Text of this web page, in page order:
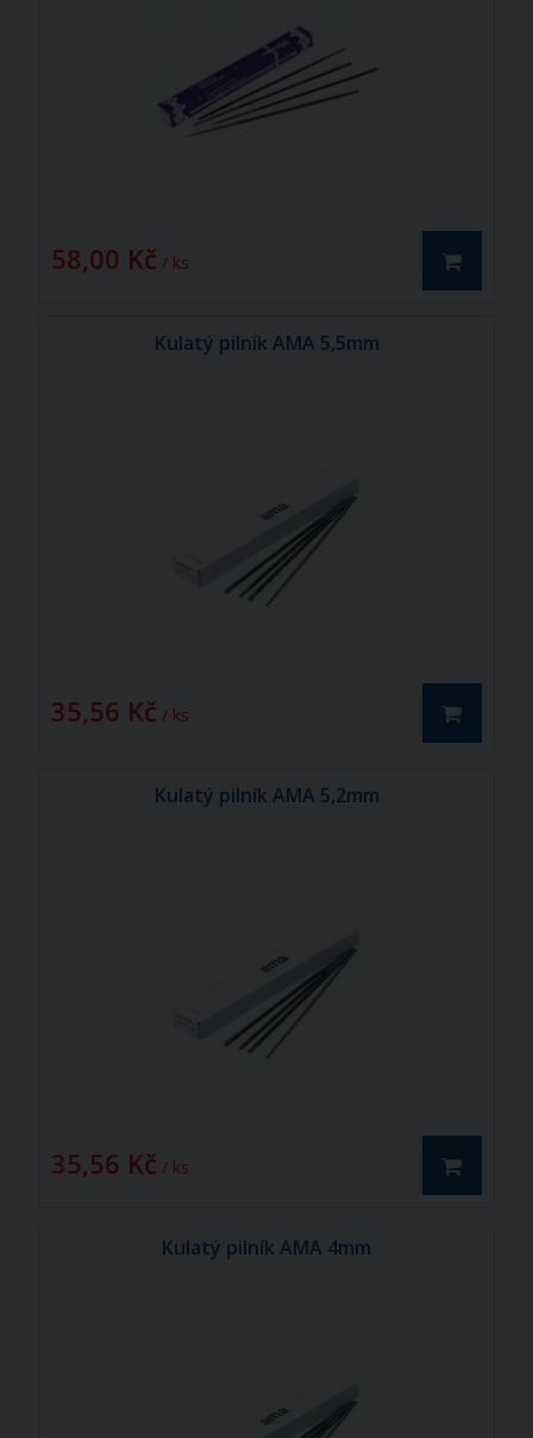
58,00 Kč / ks
Kulatý pilník AMA 5,5mm
35,56 Kč / ks
Kulatý pilník AMA 5,2mm
35,56 Kč / ks
Kulatý pilník AMA 4mm